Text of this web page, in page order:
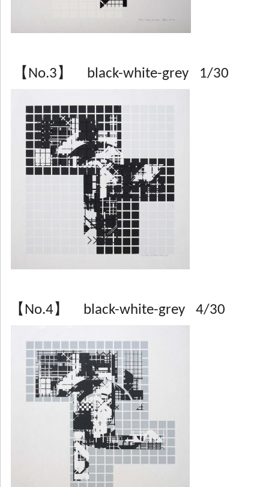
【No.3】 black-white-grey 1/30
【No.4】 black-white-grey 4/30